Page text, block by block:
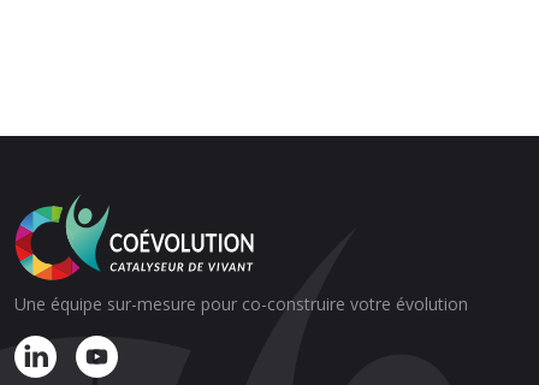
Une équipe sur-mesure pour co-construire votre évolution